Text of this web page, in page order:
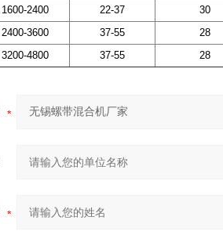
1600-2400 22-37
30
2400-3600 37-55
28
3200-4800 37-55 28